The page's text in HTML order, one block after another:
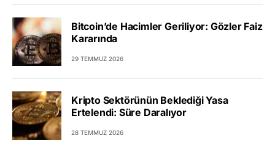
Bitcoin’de Hacimler Geriliyor: Gözler Faiz
Kararında
29 TEMMUZ 2026
Kripto Sektörünün Beklediği Yasa
Ertelendi: Süre Daralıyor
28 TEMMUZ 2026